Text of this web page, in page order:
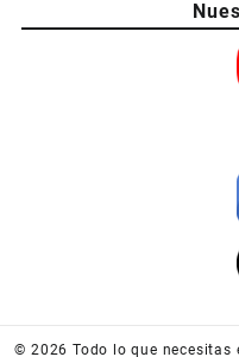
© 2026 Todo lo que necesitas